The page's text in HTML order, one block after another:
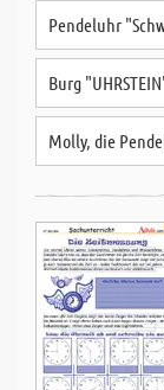
Pendeluhr
Burg
Molly, die